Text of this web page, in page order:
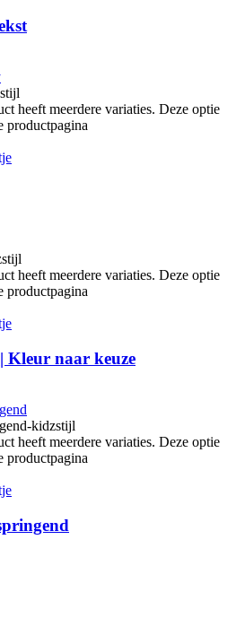
heeft meerdere variaties. Deze optie
productpagina
heeft meerdere variaties. Deze optie
productpagina
Kleur naar keuze
heeft meerdere variaties. Deze optie
productpagina